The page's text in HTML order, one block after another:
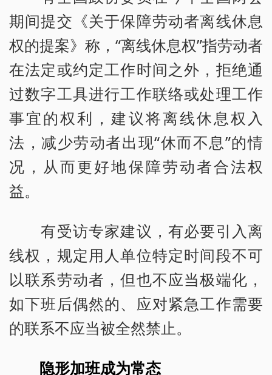
期间提交《关于保障劳动者离线休息
权的提案》称，“离线休息权”指劳动者
在法定或约定工作时间之外，拒绝通
过数字工具进行工作联络或处理工作
事宜的权利，建议将离线休息权入
法，减少劳动者出现“休而不息”的情
况，从而更好地保障劳动者合法权
益。
有受访专家建议，有必要引入离
线权，规定用人单位特定时间段不可
以联系劳动者，但也不应当极端化，
如下班后偶然的、应对紧急工作需要
的联系不应当被全然禁止。
隐形加班成为常态